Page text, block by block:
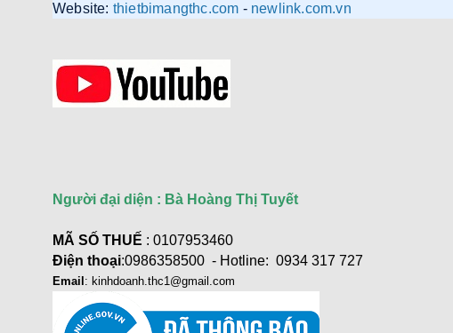
Website: thietbimangthc.com - newlink.com.vn
Người đại diện : Bà Hoàng Thị Tuyết
MÃ SỐ THUẾ : 0107953460
Điện thoại:0986358500 - Hotline: 0934 317 727
Email : kinhdoanh.thc1@gmail.com